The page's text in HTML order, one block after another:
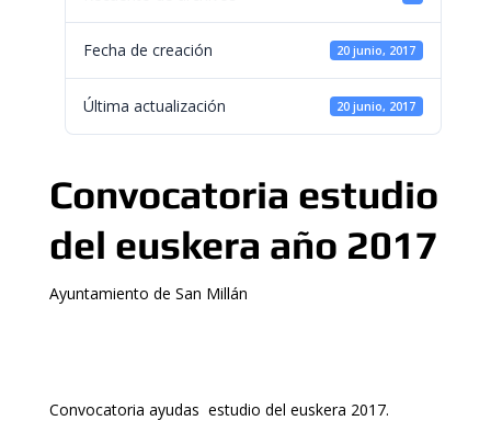
Fecha de creación 20 junio, 2017
Última actualización 20 junio, 2017
Convocatoria estudio
del euskera año 2017
Ayuntamiento de San Millán
Convocatoria ayudas estudio del euskera 2017.